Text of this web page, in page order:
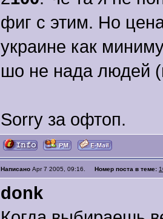
фиг с этим. Но
украине как
шо не нада людей
Sorry за офтоп.
Написано Apr 7 2005, 09:16. Номер поста в теме:
donk